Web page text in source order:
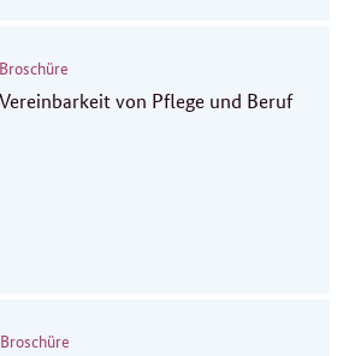
Broschüre
Vereinbarkeit von Pflege und Beruf
Broschüre